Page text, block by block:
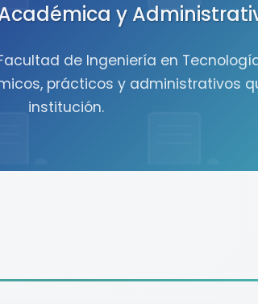
y
de Ingeniería en
prácticos y administrativos
institución.